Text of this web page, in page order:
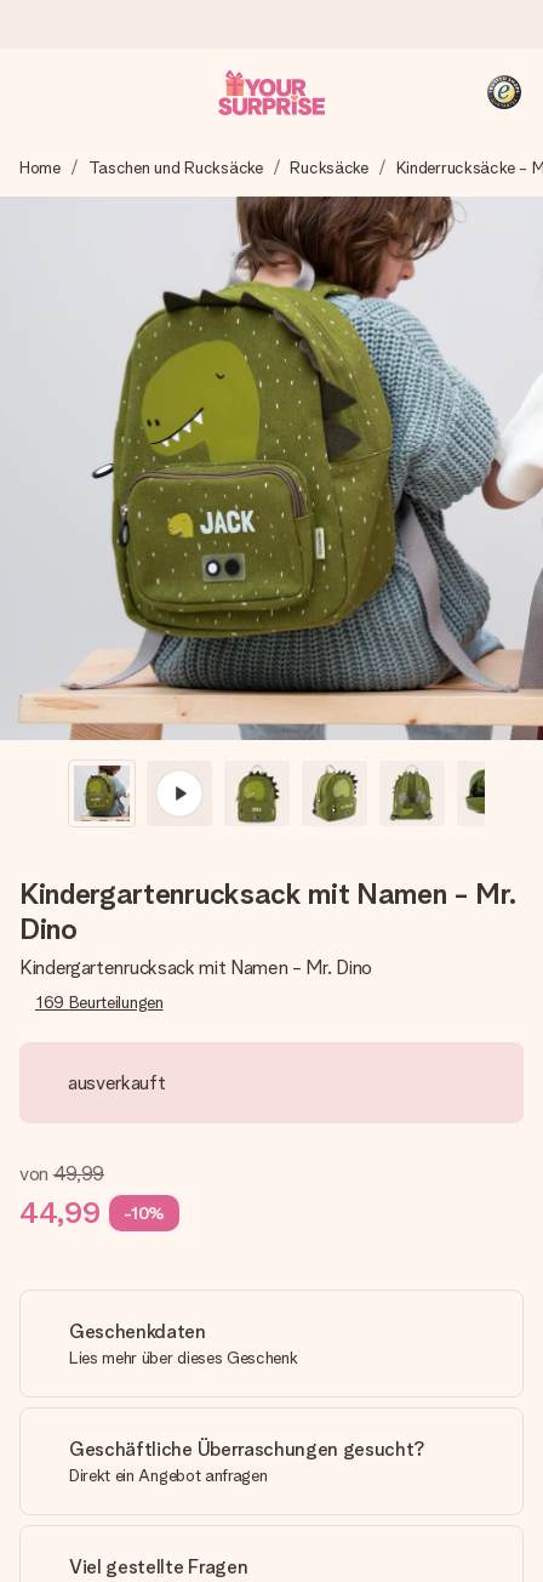
Wir bereiten dein Geschenk sorgfältig vor und schicken es
blitzschnell – damit du es genau zum richtigen Zeitpunkt
überreichen kannst, wenn es am meisten zählt.
4,8 (basierend auf +15.000 Bewertungen)
Unsere Geschenke begeistern. Kunden bewerten uns mit
4,8 bei Google Reviews (Gesamtergebnis aller Länder, in
die wir versenden).
+49 39292 929695
Montag - Freitag : 8:30 - 17:00 Uhr
Samstag - Sonntag : 8:30 - 13:00 Uhr
Home Taschen und Rucksäcke Rucksäcke Kinderrucksäcke -
Kindergartenrucksack mit Namen - Mr.
Dino
Kindergartenrucksack mit Namen - Mr. Dino
169 Beurteilungen
ausverkauft
von 49,99
44,99 -10%
Geschenkdaten
Lies mehr über dieses Geschenk
Geschäftliche Überraschungen gesucht?
Direkt ein Angebot anfragen
Viel gestellte Fragen